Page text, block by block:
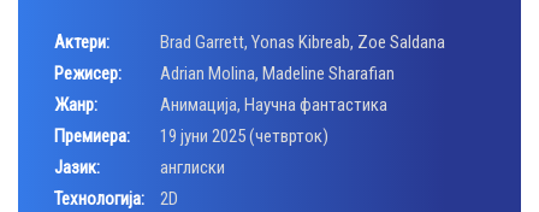
Актери: Brad Garrett, Yonas Kibreab, Zoe Saldana
Режисер:
Adrian Molina, Madeline Sharafian
Жанр:
Анимација, Научна фантастика
Премиера:
19 јуни 2025 (четврток)
Јазик:
англиски
Технологија:
2D